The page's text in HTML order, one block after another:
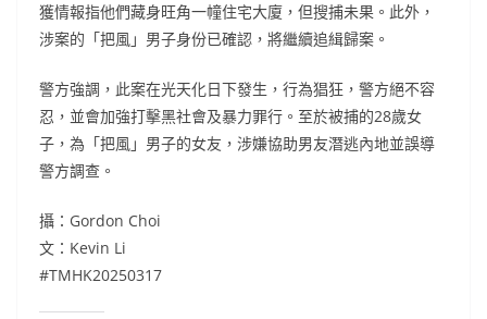
獲情報指他們藏身旺角一幢住宅大廈，但搜捕未果。此外，
涉案的「把風」男子身份已確認，將繼續追緝歸案。
警方強調，此案在光天化日下發生，行為猖狂，警方絕不容
忍，並會加強打擊黑社會及暴力罪行。至於被捕的28歲女
子，為「把風」男子的女友，涉嫌協助男友潛逃內地並誤導
警方調查。
攝：Gordon Choi
文：Kevin Li
#TMHK20250317